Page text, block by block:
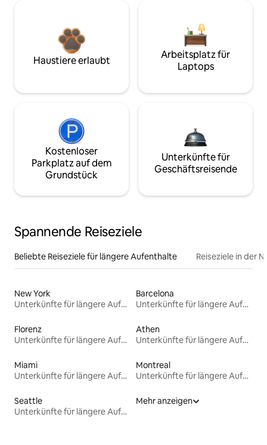
Haustiere erlaubt
Arbeitsplatz für
Laptops
Kostenloser
Parkplatz auf dem
Grundstück
Unterkünfte für
Geschäftsreisende
Spannende Reiseziele
Beliebte Reiseziele für längere Aufenthalte Reiseziele in der
New York
Unterkünfte für längere Aufenthalte
Barcelona
Unterkünfte für längere Aufenthalte
Florenz
Unterkünfte für längere Aufenthalte
Athen
Unterkünfte für längere Aufenthalte
Miami
Unterkünfte für längere Aufenthalte
Montreal
Unterkünfte für längere Aufenthalte
Seattle
Unterkünfte für längere Aufenthalte
Mehr anzeigen